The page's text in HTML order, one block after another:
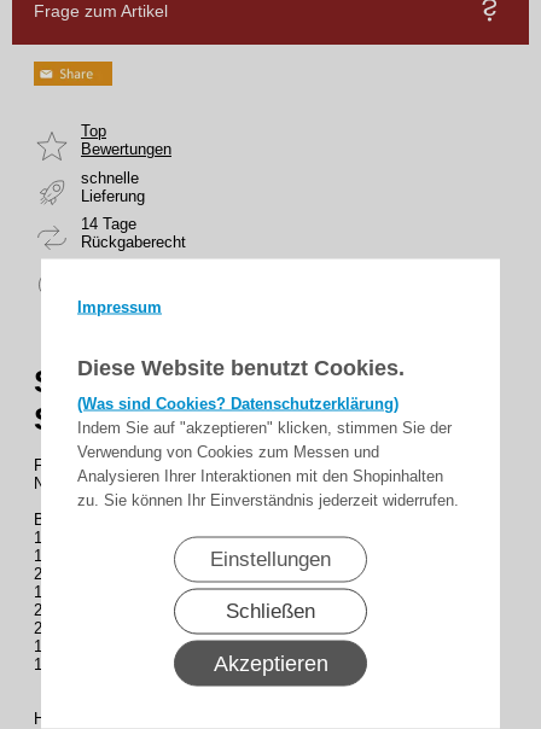
Impressum
Diese Website benutzt Cookies.
(Was sind Cookies? Datenschutzerklärung)
Indem Sie auf "akzeptieren" klicken, stimmen Sie der
Verwendung von Cookies zum Messen und
Analysieren Ihrer Interaktionen mit den Shopinhalten
zu. Sie können Ihr Einverständnis jederzeit widerrufen.
Einstellungen
Schließen
Akzeptieren
Frage zum Artikel
Top
Bewertungen
schnelle
Lieferung
14 Tage
Rückgaberecht
SHG-Rollladen-Montageset
Standard
Für Fenster und Türen bis 2,40 m Höhe im
Neubau (für Welle S 60)
Bestehend aus :
1x Einlassgurtwickler
1 x 5m Gurt
2x Kugellager
1 x Gurtscheibe
2 x Wellenadpter
2 x Wandlager
1 x Gurtführung
1x Mauerkasten
Haben Fragen zu diesem Produkt ?